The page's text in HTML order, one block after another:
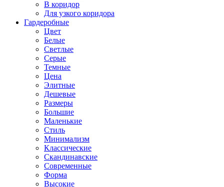
В коридор
Для узкого коридора
Гардеробные
Цвет
Белые
Светлые
Серые
Темные
Цена
Элитные
Дешевые
Размеры
Большие
Маленькие
Стиль
Минимализм
Классические
Скандинавские
Современные
Форма
Высокие